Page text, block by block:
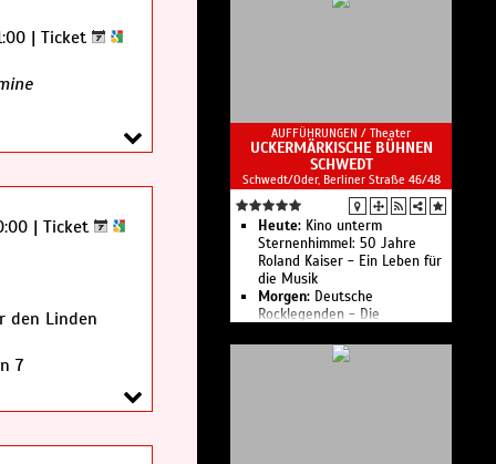
| Ticket
den Linden
| Ticket
den Linden
7
Unmögliche statt:
AUFFÜHRUNGEN / Theater
UCKERMÄRKISCHE BÜHNEN
SCHWEDT
Schwedt/Oder, Berliner Straße 46/48
Heute: Kino unterm
Sternenhimmel: 50 Jahre
Roland Kaiser - Ein Leben für
die Musik
Morgen: Deutsche
Rocklegenden - Die
Odertal-Festspiele „Sommer